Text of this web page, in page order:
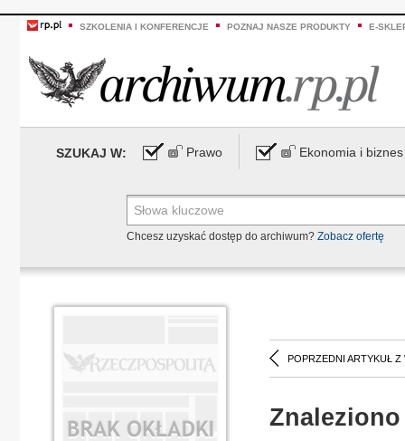
SZKOLENIA I KONFERENCJE POZNAJ NASZE PRODUKTY E-
SZUKAJ W: Prawo Ekonomia i biznes
Chcesz uzyskać dostęp do archiwum? Zobacz ofertę
POPRZEDNI ARTYKUŁ Z